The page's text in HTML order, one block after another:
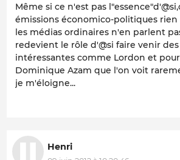
Même si ce n'est pas
émissions économico-politiques rien
les médias ordinaires n'en parlent
redevient le rôle d'@si faire venir
intéressantes comme Lordon et
Dominique Azam que l'on voit
je m'éloigne...
Henri